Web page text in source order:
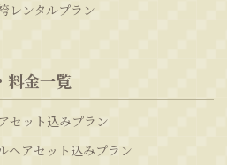
レンタルプラン
料金一覧
セット込みプラン
ヘアセット込みプラン